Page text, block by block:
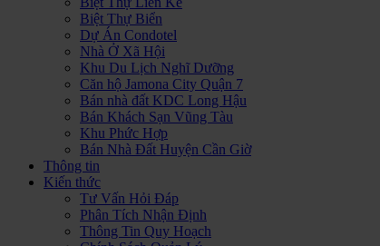
Biệt Thự Biển
Dự Án Condotel
Nhà Ở Xã Hội
Khu Du Lịch Nghĩ Dưỡng
Căn hộ Jamona City Quận 7
Bán nhà đất KDC Long Hậu
Bán Khách Sạn Vũng Tàu
Khu Phức Hợp
Bán Nhà Đất Huyện Cần Giờ
Thông tin
Kiến thức
Tư Vấn Hỏi Đáp
Phân Tích Nhận Định
Thông Tin Quy Hoạch